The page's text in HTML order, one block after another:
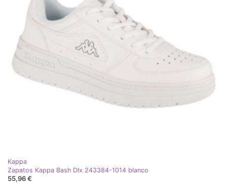
Kappa
Zapatos Kappa Bash Dlx 243384-1014 blanco
55,96 €